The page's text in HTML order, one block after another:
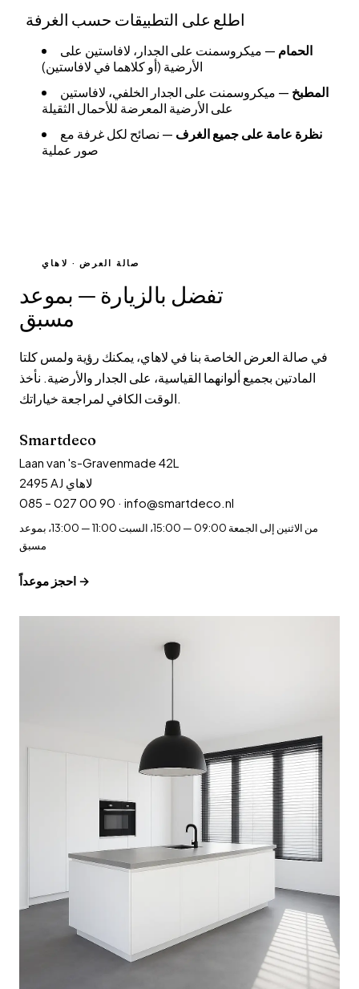
اطلع على التطبيقات حسب الغرفة
الحمام — ميكروسمنت على الجدار، لافاستين على
الأرضية (أو كلاهما في لافاستين)
المطبخ — ميكروسمنت على الجدار الخلفي، لافاستين
على الأرضية المعرضة للأحمال الثقيلة
نظرة عامة على جميع الغرف — نصائح لكل غرفة مع
صور عملية
صالة العرض · لاهاي
تفضل بالزيارة — بموعد
مسبق
في صالة العرض الخاصة بنا في لاهاي، يمكنك رؤية ولمس كلتا
المادتين بجميع ألوانهما القياسية، على الجدار والأرضية. نأخذ
الوقت الكافي لمراجعة خياراتك.
Smartdeco
Laan van 's-Gravenmade 42L
2495 AJ لاهاي
085 – 027 00 90 · info@smartdeco.nl
من الاثنين إلى الجمعة 09:00 — 15:00، السبت 11:00 — 13:00، بموعد
مسبق
احجز موعداً →